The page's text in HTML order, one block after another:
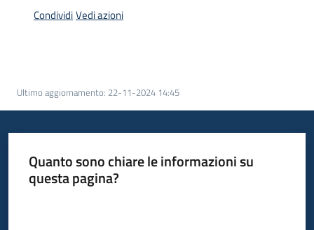
Leggi
atti
bandi
Piani
programmi
CondividiVedi azioni
Ultimo aggiornamento: 22-11-2024 14:45
Quanto sono chiare le informazioni su
questa pagina?